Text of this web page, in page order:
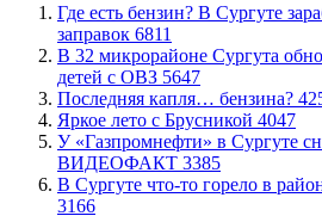
​Где есть бензин? В Сургуте
заправок 6811
В 32 микрорайоне Сургута
детей с ОВЗ 5647
​Последняя капля… бензина?
Яркое лето с Брусникой 4047
У «Газпромнефти» в Сургуте
ВИДЕОФАКТ 3385
​В Сургуте что-то горело в
3166